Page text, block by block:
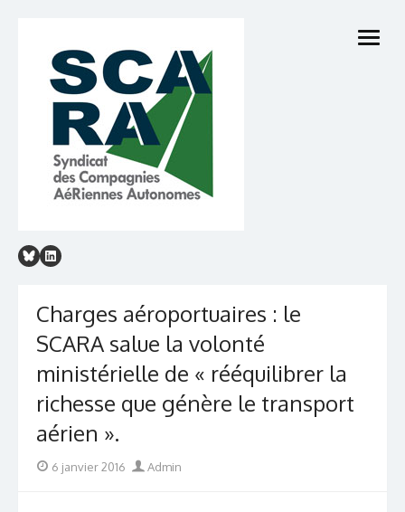
content
open
Charges aéroportuaires : le
SCARA salue la volonté
ministérielle de « rééquilibrer la
richesse que génère le transport
aérien ».
Posted
6 janvier 2016 Author
Admin